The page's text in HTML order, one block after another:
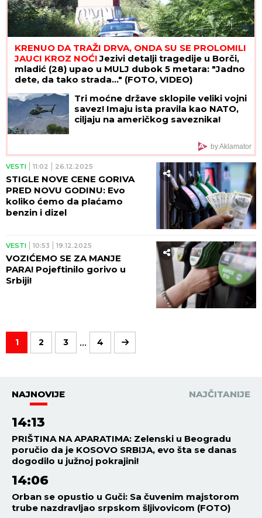
KRENUO DA TRAŽI DRVA, ONDA SU SE PROLOMILI
JAUCI KROZ NOĆ!Jezivi detalji tragedije u Borči,
mladić (28) upao u MULJ dubok 5 metara: "Jadno
dete, da tako strada..." (FOTO, VIDEO)
Tri moćne države sklopile veliki vojni
savez! Imaju ista pravila kao NATO,
ciljaju na američkog saveznika!
by Aklamator
VESTI 11:02 26.12.2025
STIGLE NOVE CENE GORIVA
PRED NOVU GODINU: Evo
koliko ćemo da plaćamo
benzin i dizel
VESTI 10:53 19.12.2025
VOZIĆEMO SE ZA MANJE
PARA! Pojeftinilo gorivo u
Srbiji!
1 2 3 ... 4
NAJNOVIJE NAJČITANIJE
14:13
PRIŠTINA NA APARATIMA: Zelenski u Beogradu
poručio da je KOSOVO SRBIJA, evo šta se danas
dogodilo u južnoj pokrajini!
14:06
Orban se opustio u Guči: Sa čuvenim majstorom
trube nazdravljao srpskom šljivovicom (FOTO)